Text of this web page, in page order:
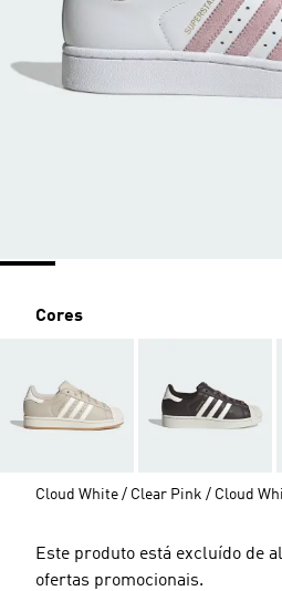
Cores
Cloud White / Clear Pink / Cloud
Este produto está excluído de
ofertas promocionais.